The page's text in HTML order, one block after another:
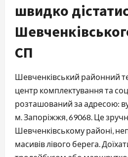
швидко
СП
Шевченківський районний
центр комплектування та
розташований за адресою:
м. Запоріжжя, 69068. Це
Шевченківському районі,
масивів лівого берега.